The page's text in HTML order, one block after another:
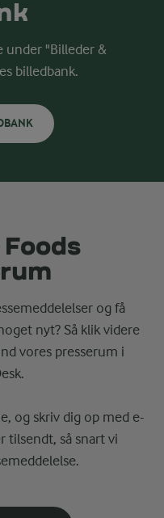
under "Billeder &
billedbank.
Foods
og få
nyt? Så klik videre
vores presserum i
og skriv dig op med e-
tilsendt, så snart vi